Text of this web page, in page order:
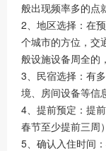
般出现频率多的点
2、地区选择：在
个城市的方位，交
般设施设备周全的
3、民宿选择：有
境、房间设备等信
4、提前预定：提
春节至少提前三周
5、确认入住时间